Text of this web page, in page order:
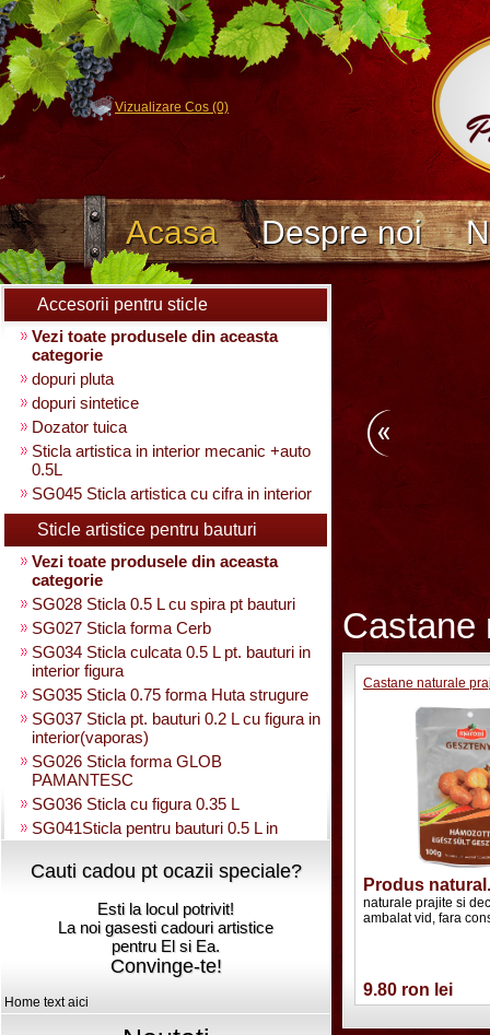
Vizualizare Cos (0)
Acasa Despre noi
Accesorii pentru sticle
Vezi toate produsele din aceasta
categorie
dopuri pluta
dopuri sintetice
Dozator tuica
Sticla artistica in interior mecanic +auto
0.5L
SG045 Sticla artistica cu cifra in interior
Sticle artistice pentru bauturi
Vezi toate produsele din aceasta
categorie
SG028 Sticla 0.5 L cu spira pt bauturi
SG027 Sticla forma Cerb
SG034 Sticla culcata 0.5 L pt. bauturi in
interior figura
SG035 Sticla 0.75 forma Huta strugure
SG037 Sticla pt. bauturi 0.2 L cu figura in
interior(vaporas)
SG026 Sticla forma GLOB
PAMANTESC
SG036 Sticla cu figura 0.35 L
SG041Sticla pentru bauturi 0.5 L in
interior strugure
SG040 Sticla artistica in interior strugure
SG030 Sticla artistica Amfora
SG039 Sticla artistica in interior para
SG025 Sticla carte vizita 0.35 L
SG032 Sticla pentru bauturi0.35 L
Cauti cadou pt ocazii speciale?
Esti la locul potrivit!
La noi gasesti cadouri artistice
pentru El si Ea.
Convinge-te!
Home text aici
Castane
Castane naturale
Produs natural.
naturale prajite si
ambalat vid, fara
9.80 ron lei